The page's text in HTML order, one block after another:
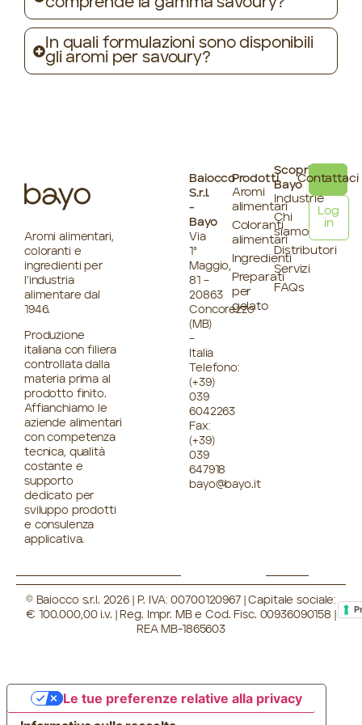
comprende la gamma savoury?
In quali formulazioni sono disponibili
gli aromi per savoury?
Aromi alimentari,
coloranti e
ingredienti per
l’industria
alimentare dal
1946.
Produzione
italiana con filiera
controllata dalla
materia prima al
prodotto finito.
Affianchiamo le
aziende alimentari
con competenza
tecnica, qualità
costante e
supporto
dedicato per
sviluppo prodotti
e consulenza
applicativa.
Baiocco
S.r.l.
-
Bayo
Via
1°
Maggio,
81 –
20863
Concorezzo
(MB)
–
Italia
Telefono:
(+39)
039
6042263
Fax:
(+39)
039
647918
bayo@bayo.it
Prodotti
Aromi
alimentari
Coloranti
alimentari
Ingredienti
Preparati
per
gelato
Scopri
Bayo
Industrie
Chi
siamo
Distributori
Servizi
FAQs
Contattaci
Log
in
© Baiocco s.r.l. 2026 | P. IVA: 00700120967 | Capitale sociale:
€ 100.000,00 i.v. | Reg. Impr. MB e Cod. Fisc. 00936090158 |
REA MB-1865603
Le tue preferenze relative alla privacy